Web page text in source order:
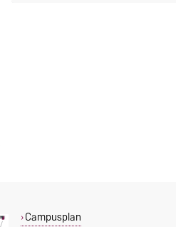
Campusplan